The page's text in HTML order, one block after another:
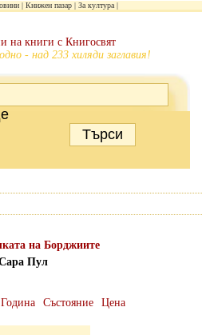
Книжен пазар За култура
- над 233 хиляди заглавия!
на Борджиите
Пул
Година Състояние Цена